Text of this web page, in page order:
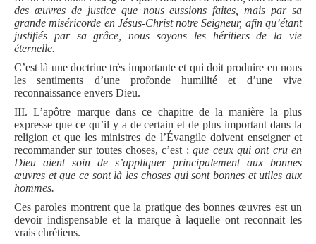
des œuvres de justice que nous eussions faites, mais par sa
grande miséricorde en Jésus-Christ notre Seigneur, afin qu’étant
justifiés par sa grâce, nous soyons les héritiers de la vie
éternelle.
C’est là une doctrine très importante et qui doit produire en nous
les sentiments d’une profonde humilité et d’une vive
reconnaissance envers Dieu.
III. L’apôtre marque dans ce chapitre de la manière la plus
expresse que ce qu’il y a de certain et de plus important dans la
religion et que les ministres de l’Évangile doivent enseigner et
recommander sur toutes choses, c’est :que ceux qui ont cru en
Dieu aient soin de s’appliquer principalement aux bonnes
œuvres et que ce sont là les choses qui sont bonnes et utiles aux
hommes.
Ces paroles montrent que la pratique des bonnes œuvres est un
devoir indispensable et la marque à laquelle ont reconnait les
vrais chrétiens.